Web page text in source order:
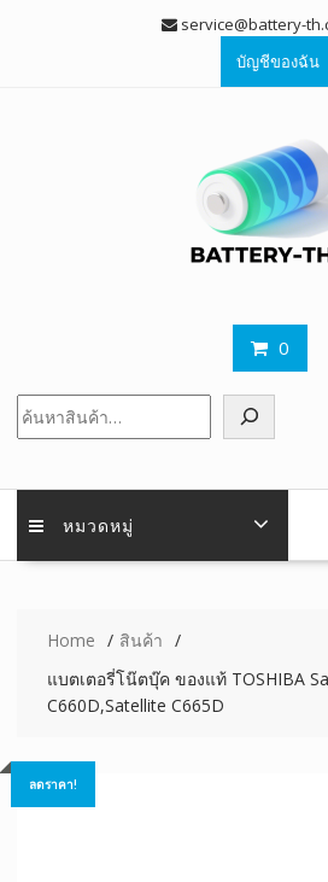
service@battery-
บัญชีของฉัน
0
หมวดหมู่
Home
สินค้า
แบตเตอรี่โน๊ตบุ๊ค ของแท้ TOSHIBA
C660D,Satellite C665D
ลดราคา!